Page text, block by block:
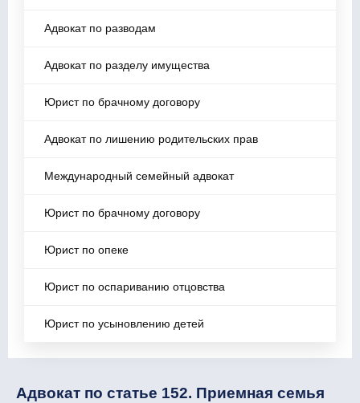
Адвокат по разводам
Адвокат по разделу имущества
Юрист по брачному договору
Адвокат по лишению родительских прав
Международный семейный адвокат
Юрист по брачному договору
Юрист по опеке
Юрист по оспариванию отцовства
Юрист по усыновлению детей
Адвокат по статье 152. Приемная семья